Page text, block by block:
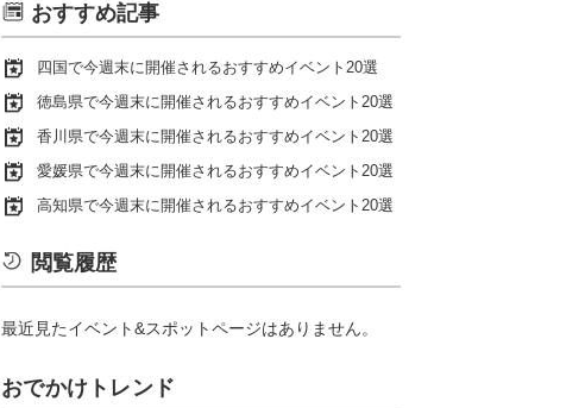
おすすめ記事
四国で今週末に開催されるおすすめイベント20選
徳島県で今週末に開催されるおすすめイベント20選
香川県で今週末に開催されるおすすめイベント20選
愛媛県で今週末に開催されるおすすめイベント20選
高知県で今週末に開催されるおすすめイベント20選
閲覧履歴
最近見たイベント&スポットページはありません。
おでかけトレンド